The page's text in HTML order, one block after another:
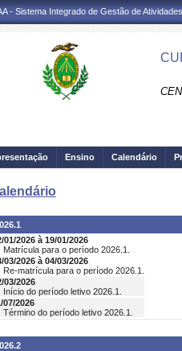
- Sistema Integrado de Gestão de
Ensino Calendário
01/2026 à 19/01/2026
para o período 2026.1.
03/2026 à 04/03/2026
matrícula para o período 2026.1.
03/2026
do período letivo 2026.1.
07/2026
do período letivo 2026.1.